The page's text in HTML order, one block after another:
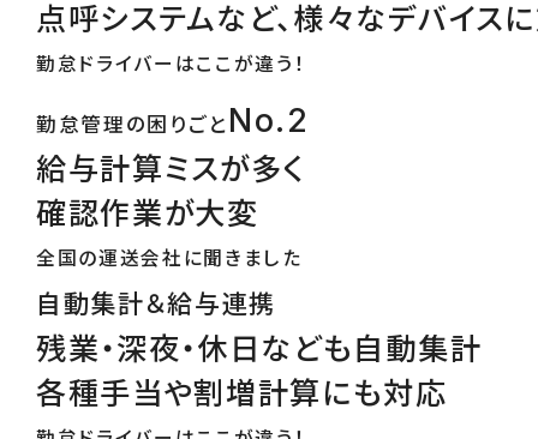
点呼システムなど、様々なデバイス
勤怠ドライバーはここが違う！
勤怠管理の困りごと No.2
給与計算ミスが多く
確認作業が大変
全国の運送会社に聞きました
自動集計＆給与連携
残業・深夜・休日なども自動集計
各種手当や割増計算にも対応